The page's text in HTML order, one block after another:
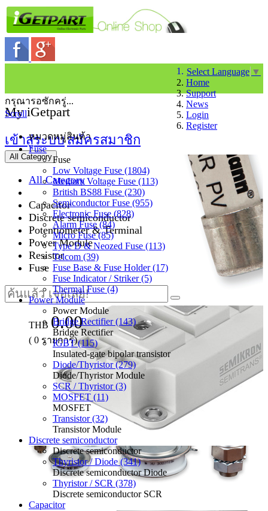
Select Language ▼
Home
Support
News
Login
Register
My iGetpart
เข้าสู่ระบบสมัครสมาชิก
All Category
All Category
Capacitor
Discrete semiconductor
Potentiometer & Terminal
Power Module
Resistor
Fuse
THB 0.00
( 0 รายการ)
กรุณารอซักครู่...
Scroll
หมวดหมู่สินค้า
Fuse
Fuse
Low Voltage Fuse (1804)
Medium Voltage Fuse (113)
British BS88 Fuse (230)
Semiconductor Fuse (955)
Electronic Fuse (828)
Alarm Fuse (84)
Micro Fuse (85)
Type D & Neozed Fuse (113)
Telcom (39)
Fuse Base & Fuse Holder (17)
Fuse Indicator / Striker (5)
Thermal Fuse (4)
Power Module
Power Module
Bridge Rectifier (143)
Bridge Rectifier
IGBT (115)
Insulated-gate bipolar transistor
Diode/Thyristor (279)
Diode/Thyristor Module
SCR / Thyristor (3)
MOSFET (11)
MOSFET
Transistor (32)
Transistor Module
Discrete semiconductor
Discrete semiconductor
Thyristor / Diode (341)
Discrete semiconductor Diode
Thyristor / SCR (378)
Discrete semiconductor SCR
Capacitor